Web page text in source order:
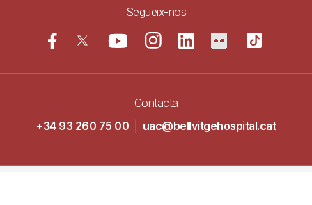
Segueix-nos
Contacta
+34 93 260 75 00
uac@bellvitgehospital.cat